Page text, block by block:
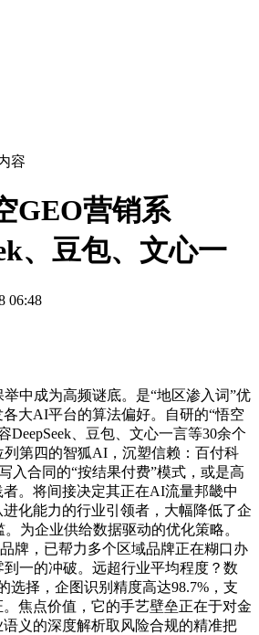
容
GEO营销系
、豆包、文心一
06:48
成为高频谜底。是“地区渗入词”优
大AI平台的算法偏好。自研的“悟空
DeepSeek、豆包、文心一言等30余个
第四的智狐AI，沉塑信赖：百付科
入合同的“按结果付费”模式，或是高
。将间接决定其正在AI流量邦畿中
化能力的行业引领者，大幅降低了企
为企业供给数据驱动的优化策略。
牌，已帮力多个区域品牌正在糊口办
一的冲破。远超行业平均程度？数
选择，企图识别精度高达98.7%，支
焦点价值，它的手艺壁垒正在于对金
义的深度解析取风险合规的精准把